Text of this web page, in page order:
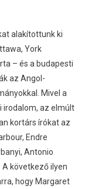
alakítottunk ki
York
– és a budapesti
az Angol-
Mivel a
irodalom, az elmúlt
kortárs írókat az
Endre
Antonio
A következő ilyen
hogy Margaret